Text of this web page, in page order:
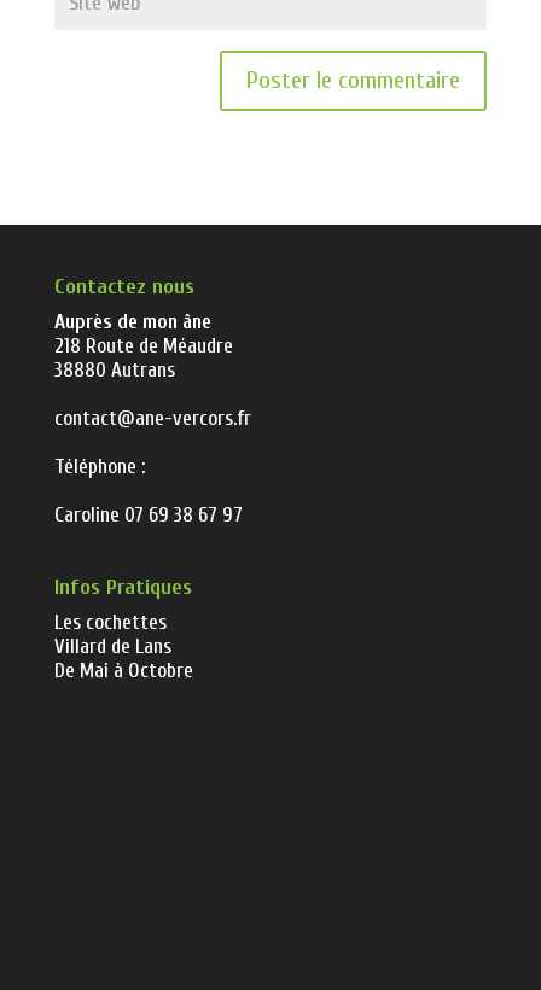
Contactez nous
Auprès de mon âne
218 Route de Méaudre
38880 Autrans
contact@ane-vercors.fr
Téléphone :
Caroline 07 69 38 67 97
Infos Pratiques
Les cochettes
Villard de Lans
De Mai à Octobre